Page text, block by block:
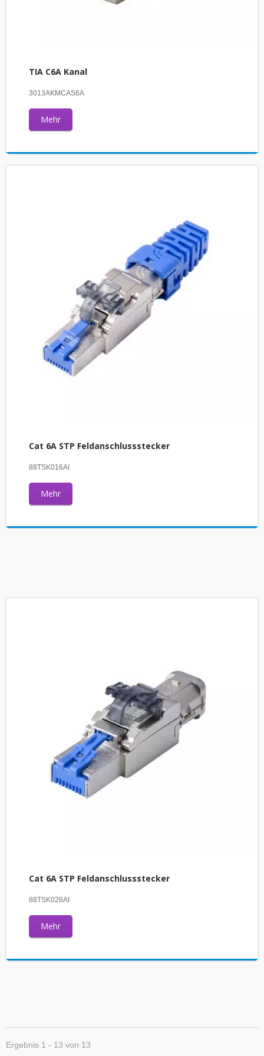
TIA C6A Kanal
3013AKMCAS6A
Mehr
Cat 6A STP Feldanschlussstecker
88TSK016AI
Mehr
Cat 6A STP Feldanschlussstecker
88TSK026AI
Mehr
Ergebnis 1 - 13 von 13